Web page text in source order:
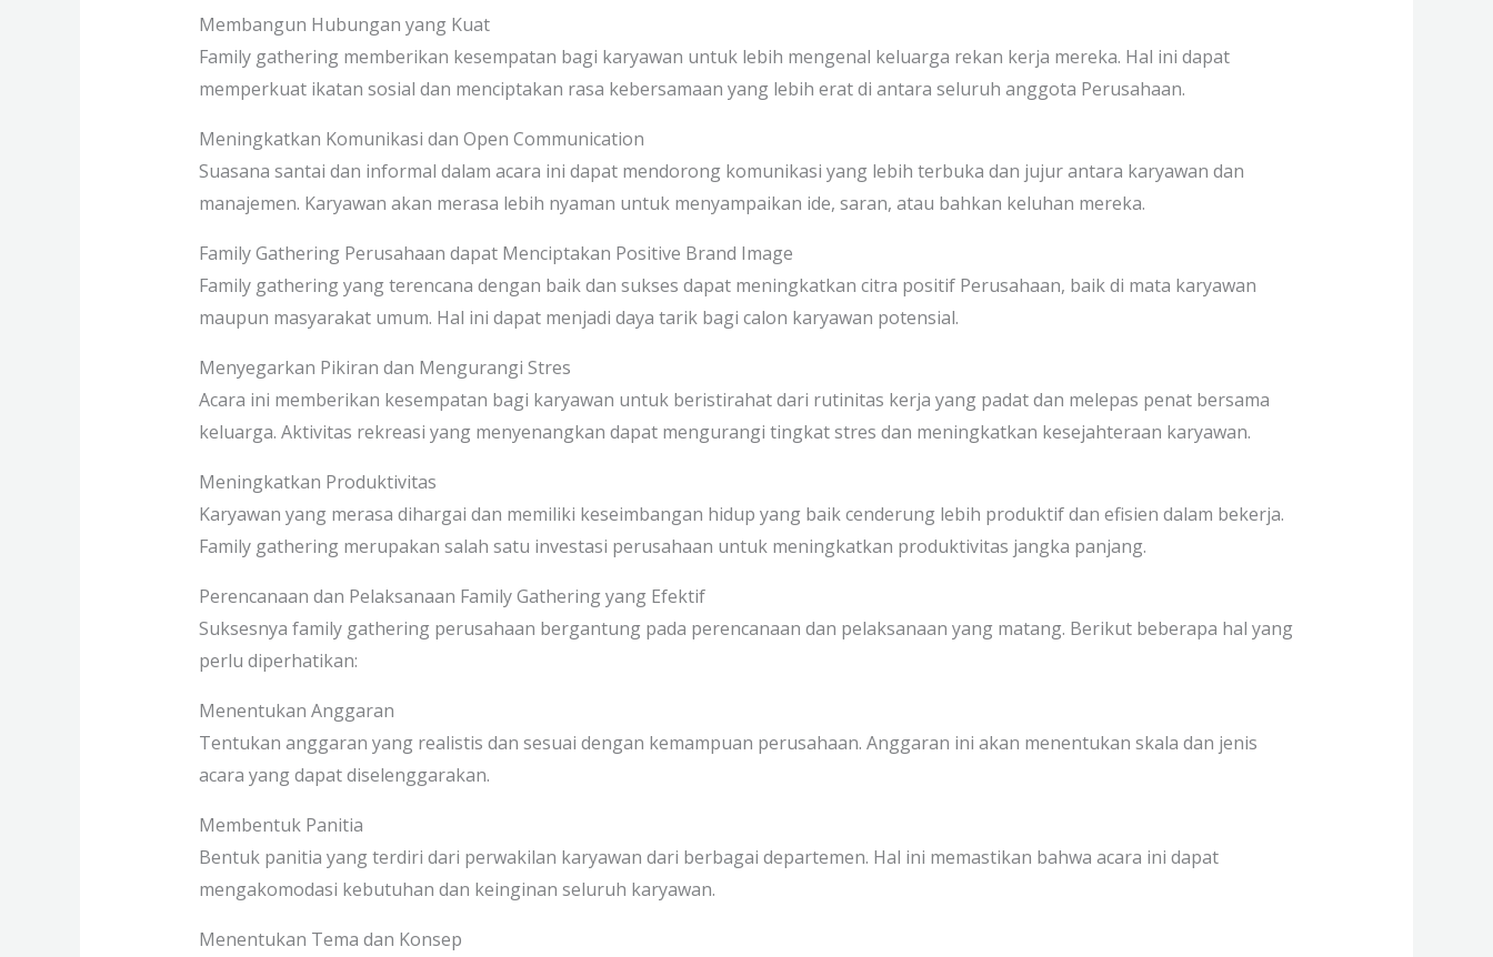
Membangun Hubungan yang Kuat
Family gathering memberikan kesempatan bagi karyawan untuk lebih mengenal keluarga rekan kerja mereka. Hal ini dapat
memperkuat ikatan sosial dan menciptakan rasa kebersamaan yang lebih erat di antara seluruh anggota Perusahaan.
Meningkatkan Komunikasi dan Open Communication
Suasana santai dan informal dalam acara ini dapat mendorong komunikasi yang lebih terbuka dan jujur antara karyawan dan
manajemen. Karyawan akan merasa lebih nyaman untuk menyampaikan ide, saran, atau bahkan keluhan mereka.
Family Gathering Perusahaan dapat Menciptakan Positive Brand Image
Family gathering yang terencana dengan baik dan sukses dapat meningkatkan citra positif Perusahaan, baik di mata karyawan
maupun masyarakat umum. Hal ini dapat menjadi daya tarik bagi calon karyawan potensial.
Menyegarkan Pikiran dan Mengurangi Stres
Acara ini memberikan kesempatan bagi karyawan untuk beristirahat dari rutinitas kerja yang padat dan melepas penat bersama
keluarga. Aktivitas rekreasi yang menyenangkan dapat mengurangi tingkat stres dan meningkatkan kesejahteraan karyawan.
Meningkatkan Produktivitas
Karyawan yang merasa dihargai dan memiliki keseimbangan hidup yang baik cenderung lebih produktif dan efisien dalam bekerja.
Family gathering merupakan salah satu investasi perusahaan untuk meningkatkan produktivitas jangka panjang.
Perencanaan dan Pelaksanaan Family Gathering yang Efektif
Suksesnya family gathering perusahaan bergantung pada perencanaan dan pelaksanaan yang matang. Berikut beberapa hal yang
perlu diperhatikan:
Menentukan Anggaran
Tentukan anggaran yang realistis dan sesuai dengan kemampuan perusahaan. Anggaran ini akan menentukan skala dan jenis
acara yang dapat diselenggarakan.
Membentuk Panitia
Bentuk panitia yang terdiri dari perwakilan karyawan dari berbagai departemen. Hal ini memastikan bahwa acara ini dapat
mengakomodasi kebutuhan dan keinginan seluruh karyawan.
Menentukan Tema dan Konsep